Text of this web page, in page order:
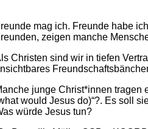
mag ich. Freunde habe
zeigen manche
Christen sind wir in tiefen
junge Christ*innen tragen
would Jesus do)“?. Es soll
würde Jesus tun?